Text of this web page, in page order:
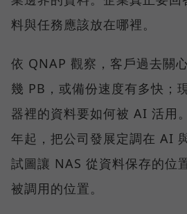
料與任務應該放在哪裡。
依 QNAP 觀察，客戶過去關
幾 PB，或備份速度有多快；
器裡的資料要如何被 AI 活用
年起，把公司發展定調在 AI
試圖讓 NAS 從資料保存的位
被調用的位置。